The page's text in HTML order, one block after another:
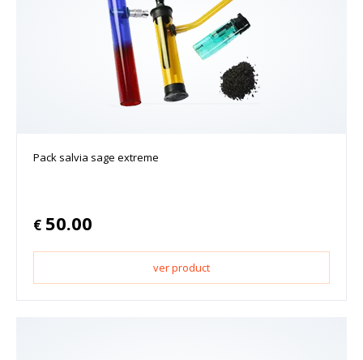
Pack salvia sage extreme
€ 50.00
ver product